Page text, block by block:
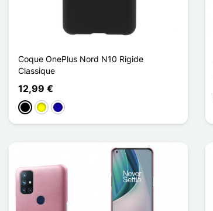
Coque OnePlus Nord N10 Rigide
Classique
12,99 €
PretoAmareloAzul Escuro